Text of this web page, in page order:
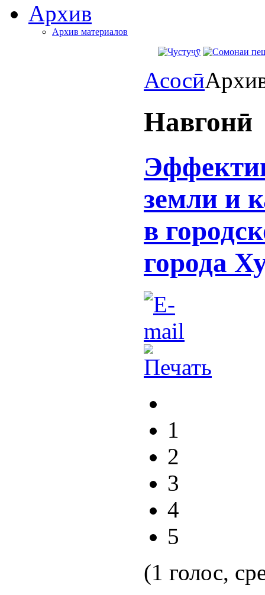
Архив
Архив материалов
Асосӣ
Навгонӣ
земли и
в
города
1
2
3
4
5
(1 голос,